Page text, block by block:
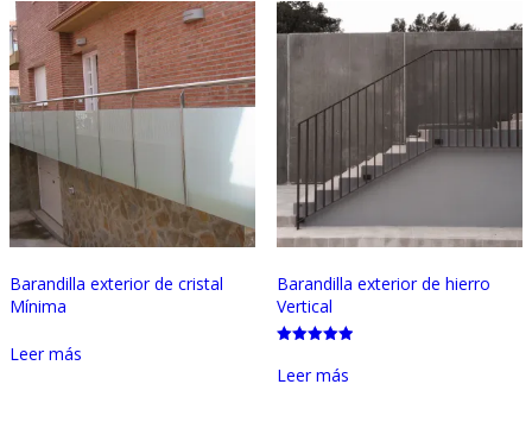
Barandilla exterior de cristal
Mínima
Leer más
Barandilla exterior de hierro
Vertical
con
5.00
Leer más